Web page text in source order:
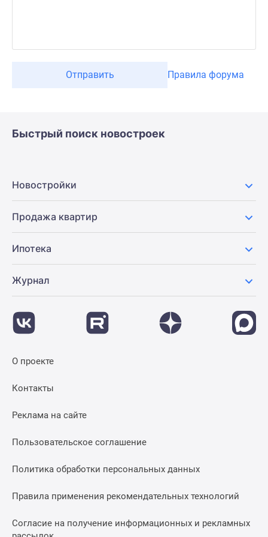
Отправить Правила форума
Быстрый поиск новостроек
Новостройки
Продажа квартир
Ипотека
Журнал
О проекте
Контакты
Реклама на сайте
Пользовательское соглашение
Политика обработки персональных данных
Правила применения рекомендательных технологий
Согласие на получение информационных и рекламных